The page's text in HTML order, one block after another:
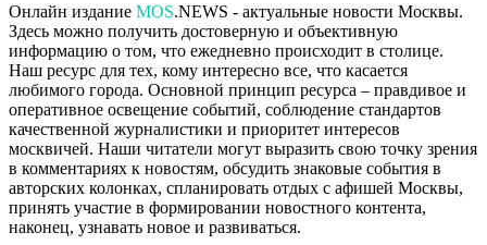
Онлайн издание MOS.NEWS - актуальные новости Москвы.
Здесь можно получить достоверную и объективную
информацию о том, что ежедневно происходит в столице.
Наш ресурс для тех, кому интересно все, что касается
любимого города. Основной принцип ресурса – правдивое и
оперативное освещение событий, соблюдение стандартов
качественной журналистики и приоритет интересов
москвичей. Наши читатели могут выразить свою точку зрения
в комментариях к новостям, обсудить знаковые события в
авторских колонках, спланировать отдых с афишей Москвы,
принять участие в формировании новостного контента,
наконец, узнавать новое и развиваться.